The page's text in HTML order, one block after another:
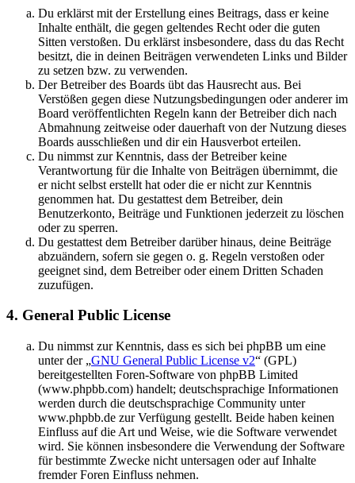
Du erklärst mit der Erstellung eines Beitrags, dass er keine
Inhalte enthält, die gegen geltendes Recht oder die guten
Sitten verstoßen. Du erklärst insbesondere, dass du das Recht
besitzt, die in deinen Beiträgen verwendeten Links und Bilder
zu setzen bzw. zu verwenden.
Der Betreiber des Boards übt das Hausrecht aus. Bei
Verstößen gegen diese Nutzungsbedingungen oder anderer im
Board veröffentlichten Regeln kann der Betreiber dich nach
Abmahnung zeitweise oder dauerhaft von der Nutzung dieses
Boards ausschließen und dir ein Hausverbot erteilen.
Du nimmst zur Kenntnis, dass der Betreiber keine
Verantwortung für die Inhalte von Beiträgen übernimmt, die
er nicht selbst erstellt hat oder die er nicht zur Kenntnis
genommen hat. Du gestattest dem Betreiber, dein
Benutzerkonto, Beiträge und Funktionen jederzeit zu löschen
oder zu sperren.
Du gestattest dem Betreiber darüber hinaus, deine Beiträge
abzuändern, sofern sie gegen o. g. Regeln verstoßen oder
geeignet sind, dem Betreiber oder einem Dritten Schaden
zuzufügen.
4. General Public License
Du nimmst zur Kenntnis, dass es sich bei phpBB um eine
unter der „GNU General Public License v2“ (GPL)
bereitgestellten Foren-Software von phpBB Limited
(www.phpbb.com) handelt; deutschsprachige Informationen
werden durch die deutschsprachige Community unter
www.phpbb.de zur Verfügung gestellt. Beide haben keinen
Einfluss auf die Art und Weise, wie die Software verwendet
wird. Sie können insbesondere die Verwendung der Software
für bestimmte Zwecke nicht untersagen oder auf Inhalte
fremder Foren Einfluss nehmen.